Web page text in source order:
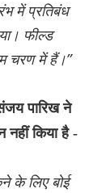
में प्रतिबंध
फील्ड
चरण में हैं।”
पारिख ने
नहीं किया है -
के लिए बोई